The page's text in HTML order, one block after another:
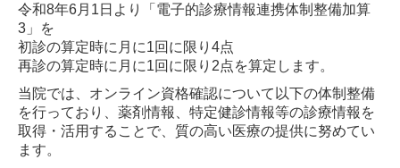
令和8年6月1日より「電子的診療情報連携体制整備加算
3」を
初診の算定時に月に1回に限り4点
再診の算定時に月に1回に限り2点を算定します。
当院では、オンライン資格確認について以下の体制整備
を行っており、薬剤情報、特定健診情報等の診療情報を
取得・活用することで、質の高い医療の提供に努めてい
ます。